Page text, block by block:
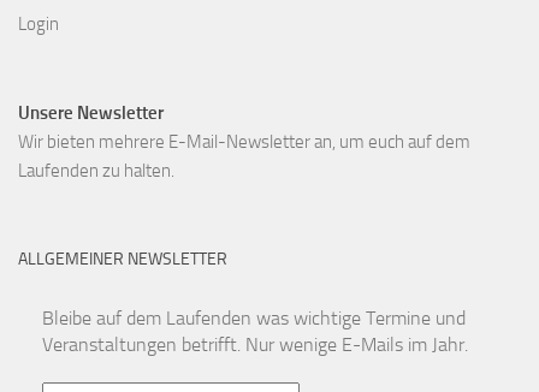
Login
Unsere Newsletter
Wir bieten mehrere E-Mail-Newsletter an, um euch auf dem
Laufenden zu halten.
ALLGEMEINER NEWSLETTER
Bleibe auf dem Laufenden was wichtige Termine und
Veranstaltungen betrifft. Nur wenige E-Mails im Jahr.